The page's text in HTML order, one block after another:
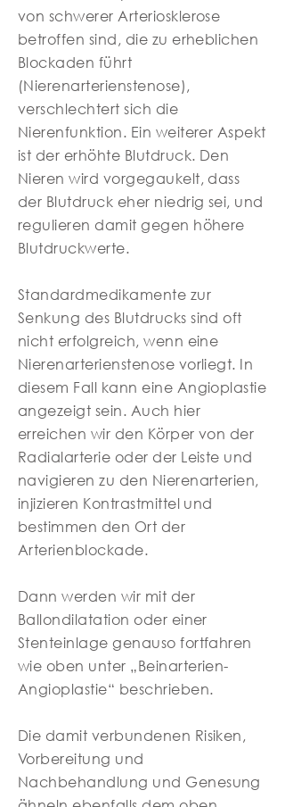
von schwerer Arteriosklerose
betroffen sind, die zu erheblichen
Blockaden führt
(Nierenarterienstenose),
verschlechtert sich die
Nierenfunktion. Ein weiterer Aspekt
ist der erhöhte Blutdruck. Den
Nieren wird vorgegaukelt, dass
der Blutdruck eher niedrig sei, und
regulieren damit gegen höhere
Blutdruckwerte.
Standardmedikamente zur
Senkung des Blutdrucks sind oft
nicht erfolgreich, wenn eine
Nierenarterienstenose vorliegt. In
diesem Fall kann eine Angioplastie
angezeigt sein. Auch hier
erreichen wir den Körper von der
Radialarterie oder der Leiste und
navigieren zu den Nierenarterien,
injizieren Kontrastmittel und
bestimmen den Ort der
Arterienblockade.
Dann werden wir mit der
Ballondilatation oder einer
Stenteinlage genauso fortfahren
wie oben unter „Beinarterien-
Angioplastie“ beschrieben.
Die damit verbundenen Risiken,
Vorbereitung und
Nachbehandlung und Genesung